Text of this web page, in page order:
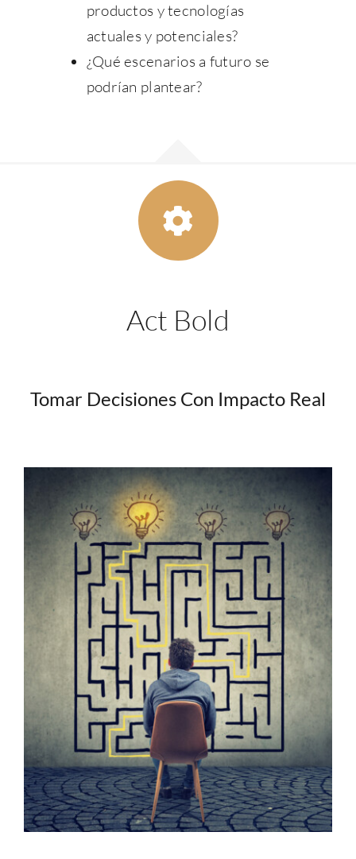
productos y tecnologías
actuales y potenciales?
¿Qué escenarios a futuro se
podrían plantear?
Act Bold
Tomar Decisiones Con Impacto Real